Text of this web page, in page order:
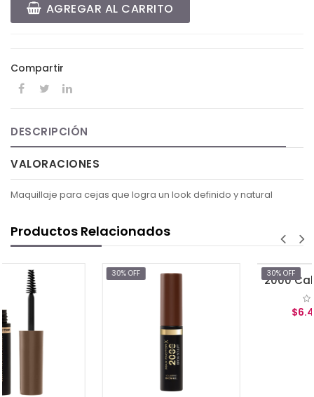
AGREGAR AL CARRITO
Compartir
DESCRIPCIÓN
VALORACIONES
Maquillaje para cejas que logra un look definido y natural
Productos Relacionados
$9.25